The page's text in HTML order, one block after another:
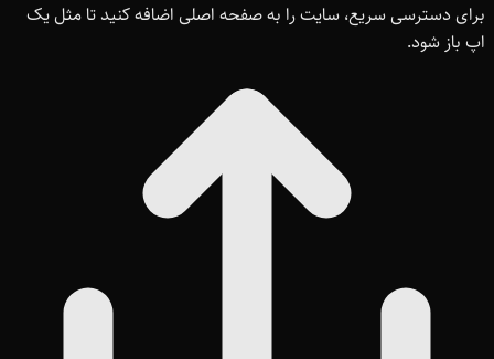
برای دسترسی سریع، سایت را به صفحه اصلی اضافه کنید تا مثل یک
اپ باز شود.